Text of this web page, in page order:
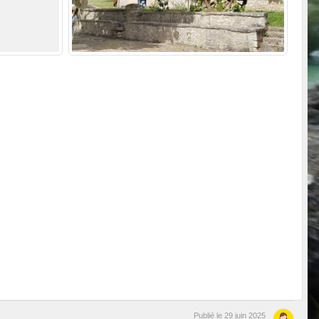
Publié le 29 juin 2025